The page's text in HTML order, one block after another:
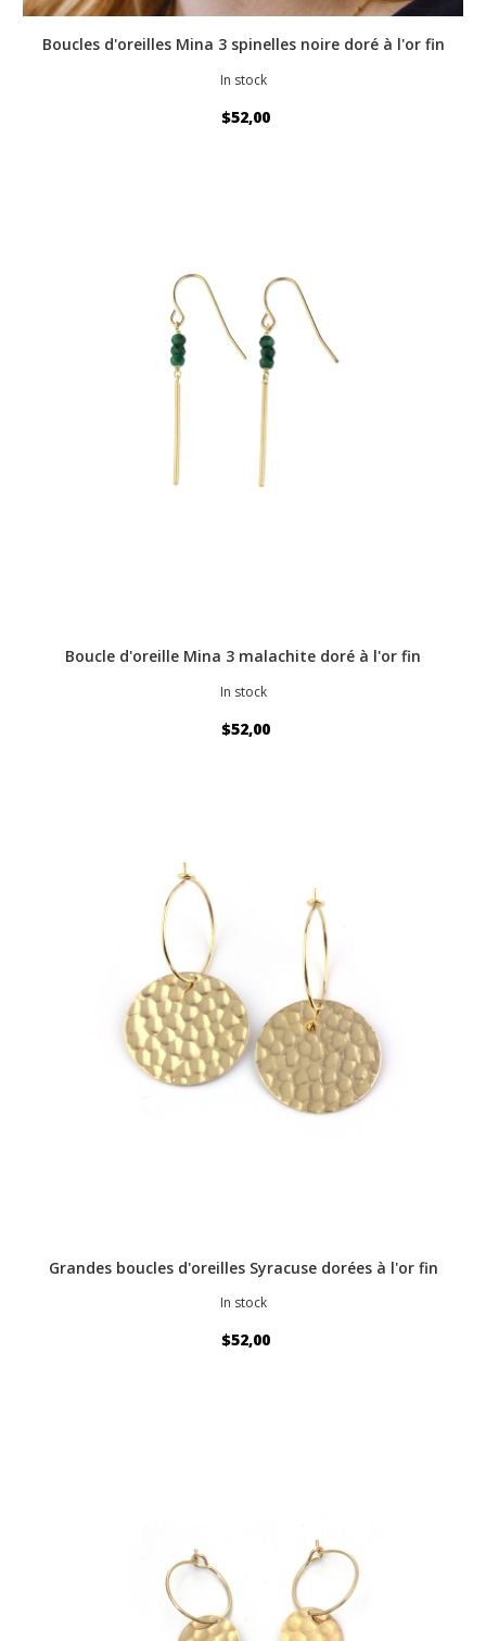
Boucles d'oreilles Mina 3 spinelles noire doré à l'or fin
In stock
$52,00
Boucle d'oreille Mina 3 malachite doré à l'or fin
In stock
$52,00
Grandes boucles d'oreilles Syracuse dorées à l'or fin
In stock
$52,00